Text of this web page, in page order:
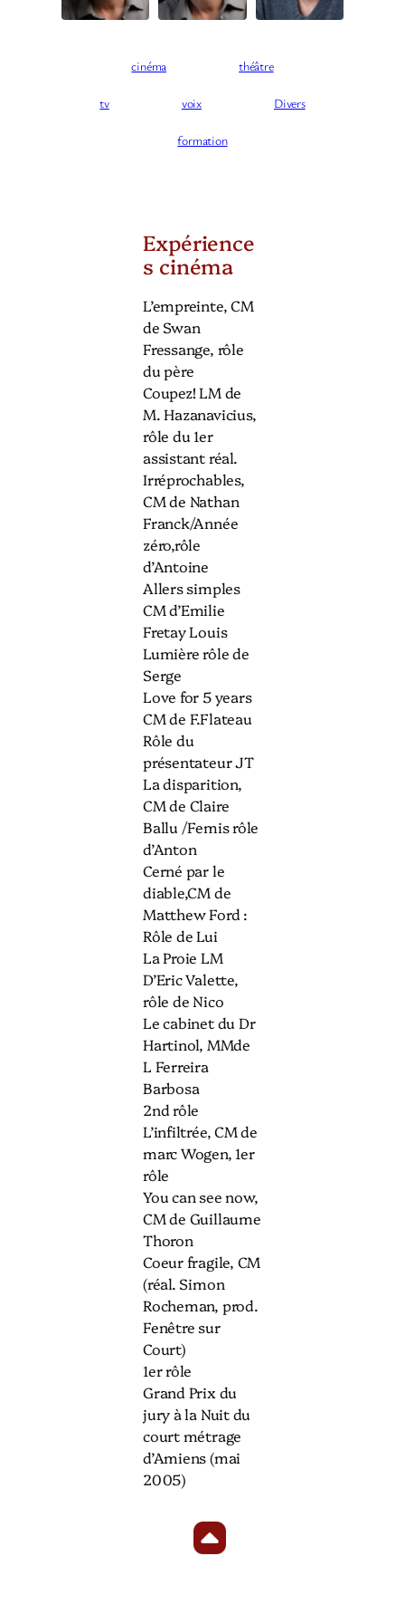
k
I
cinéma théâtre
tv voix Divers
formation
Expérience
s cinéma
L’empreinte, CM
de Swan
Fressange, rôle
du père
Coupez! LM de
M. Hazanavicius,
rôle du 1er
assistant réal.
Irréprochables,
CM de Nathan
Franck/Année
zéro,rôle
d’Antoine
Allers simples
CM d’Emilie
Fretay Louis
Lumière rôle de
Serge
Love for 5 years
CM de F.Flateau
Rôle du
présentateur JT
La disparition,
CM de Claire
Ballu /Femis rôle
d’Anton
Cerné par le
diable,CM de
Matthew Ford :
Rôle de Lui
La Proie LM
D’Eric Valette,
rôle de Nico
Le cabinet du Dr
Hartinol, MMde
L Ferreira
Barbosa
2nd rôle
L’infiltrée, CM de
marc Wogen, 1er
rôle
You can see now,
CM de Guillaume
Thoron
Coeur fragile, CM
(réal. Simon
Rocheman, prod.
Fenêtre sur
Court)
1er rôle
Grand Prix du
jury à la Nuit du
court métrage
d’Amiens (mai
2005)